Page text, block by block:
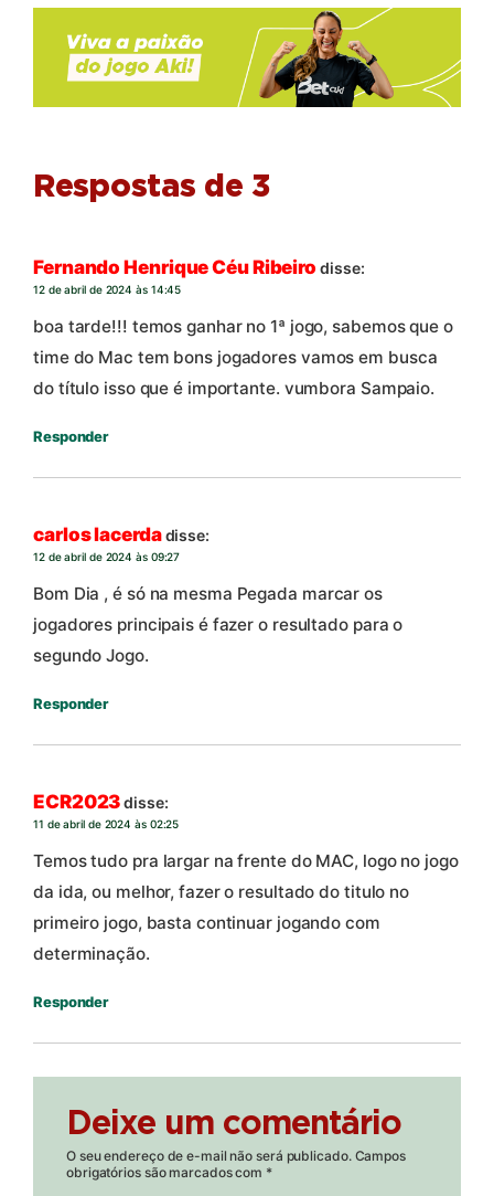
Respostas de 3
Fernando Henrique Céu Ribeiro disse:
12 de abril de 2024 às 14:45
boa tarde!!! temos ganhar no 1ª jogo, sabemos que o
time do Mac tem bons jogadores vamos em busca
do título isso que é importante. vumbora Sampaio.
Responder
carlos lacerdadisse:
12 de abril de 2024 às 09:27
Bom Dia , é só na mesma Pegada marcar os
jogadores principais é fazer o resultado para o
segundo Jogo.
Responder
ECR2023disse:
11 de abril de 2024 às 02:25
Temos tudo pra largar na frente do MAC, logo no jogo
da ida, ou melhor, fazer o resultado do titulo no
primeiro jogo, basta continuar jogando com
determinação.
Responder
Deixe um comentário
O seu endereço de e-mail não será publicado. Campos
obrigatórios são marcados com *